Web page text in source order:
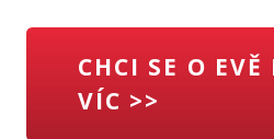
CHCI SE O EVĚ
VÍC >>